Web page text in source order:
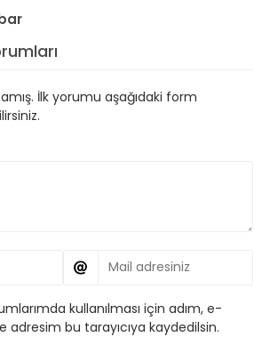
İlk yorumu aşağıdaki form
kullanılması için adım, e-
bu tarayıcıya kaydedilsin.